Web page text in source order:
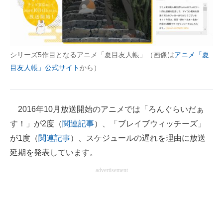
シリーズ5作目となるアニメ「夏目友人帳」（画像はアニメ「夏
目友人帳」公式サイトから）
2016年10月放送開始のアニメでは「ろんぐらいだぁ
す！」が2度（関連記事）、「ブレイブウィッチーズ」
が1度（関連記事）、スケジュールの遅れを理由に放送
延期を発表しています。
advertisement